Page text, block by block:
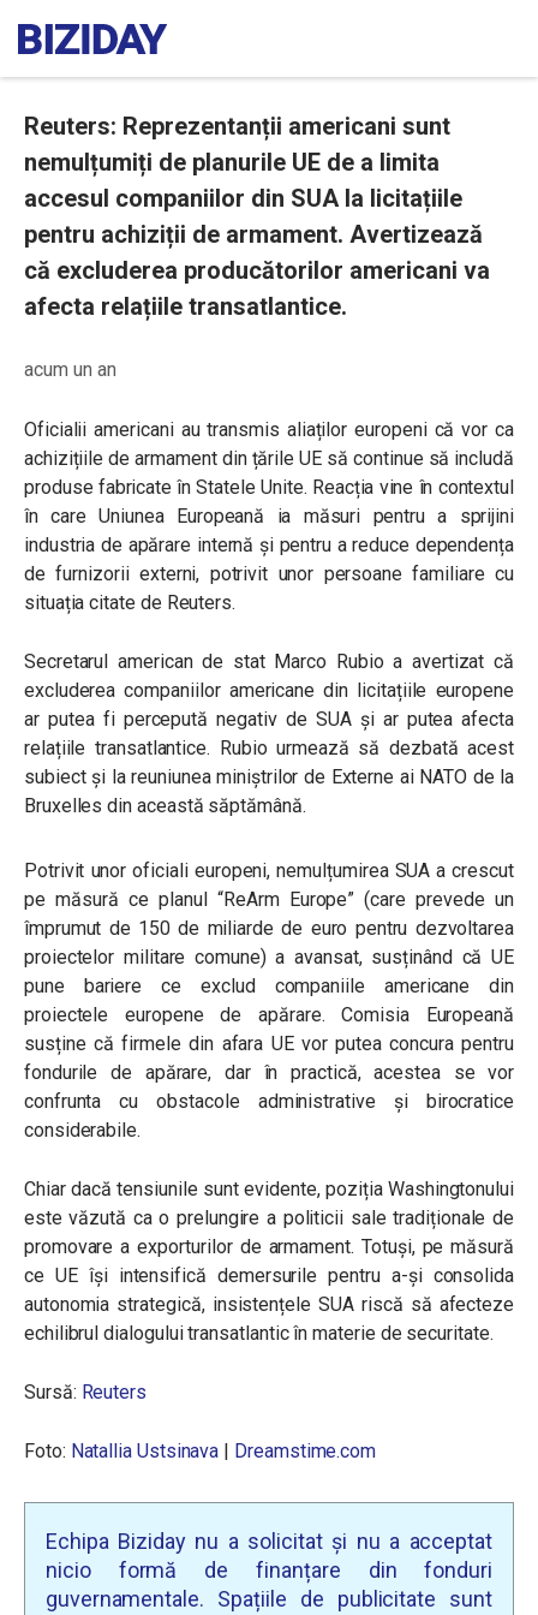
Reuters: Reprezentanții americani sunt
nemulțumiți de planurile UE de a limita
accesul companiilor din SUA la licitațiile
pentru achiziții de armament. Avertizează
că excluderea producătorilor americani va
afecta relațiile transatlantice.
acum un an
Oficialii americani au transmis aliaților europeni că vor ca
achizițiile de armament din țările UE să continue să includă
produse fabricate în Statele Unite. Reacția vine în contextul
în care Uniunea Europeană ia măsuri pentru a sprijini
industria de apărare internă și pentru a reduce dependența
de furnizorii externi, potrivit unor persoane familiare cu
situația citate de Reuters.
Secretarul american de stat Marco Rubio a avertizat că
excluderea companiilor americane din licitațiile europene
ar putea fi percepută negativ de SUA și ar putea afecta
relațiile transatlantice. Rubio urmează să dezbată acest
subiect și la reuniunea miniștrilor de Externe ai NATO de la
Bruxelles din această săptămână.
Potrivit unor oficiali europeni, nemulțumirea SUA a crescut
pe măsură ce planul “ReArm Europe” (care prevede un
împrumut de 150 de miliarde de euro pentru dezvoltarea
proiectelor militare comune) a avansat, susținând că UE
pune bariere ce exclud companiile americane din
proiectele europene de apărare. Comisia Europeană
susține că firmele din afara UE vor putea concura pentru
fondurile de apărare, dar în practică, acestea se vor
confrunta cu obstacole administrative și birocratice
considerabile.
Chiar dacă tensiunile sunt evidente, poziția Washingtonului
este văzută ca o prelungire a politicii sale tradiționale de
promovare a exporturilor de armament. Totuși, pe măsură
ce UE își intensifică demersurile pentru a-și consolida
autonomia strategică, insistențele SUA riscă să afecteze
echilibrul dialogului transatlantic în materie de securitate.
Sursă: Reuters
Foto: Natallia Ustsinava | Dreamstime.com
Echipa Biziday nu a solicitat și nu a acceptat
nicio formă de finanțare din fonduri
guvernamentale. Spațiile de publicitate sunt